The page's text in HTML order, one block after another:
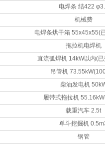
电焊条 结422
机械费
电焊条烘干箱 55x45x55(
拖拉机电焊机
直流弧焊机 14kW以内(
吊管机
柴油发电机
履带式拖拉机
载重汽车 2.5t
单斗挖掘机
钢管